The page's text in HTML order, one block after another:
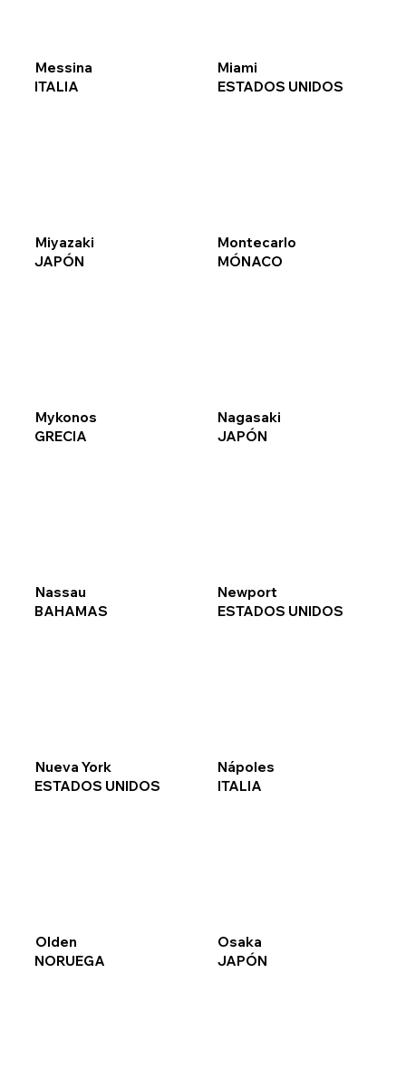
Messina
ITALIA
Miami
ESTADOS UNIDOS
Miyazaki
JAPÓN
Montecarlo
MÓNACO
Mykonos
GRECIA
Nagasaki
JAPÓN
Nassau
BAHAMAS
Newport
ESTADOS UNIDOS
Nueva York
ESTADOS UNIDOS
Nápoles
ITALIA
Olden
NORUEGA
Osaka
JAPÓN